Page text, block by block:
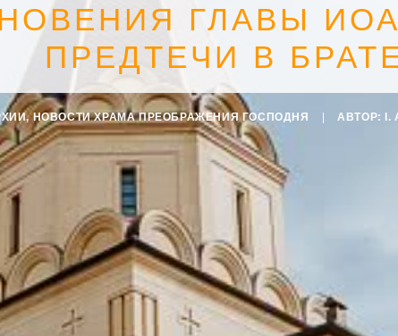
ГЛАВЫ
ПРЕДТЕЧИ В
, НОВОСТИ ХРАМА ПРЕОБРАЖЕНИЯ ГОСПОДНЯ АВТОР: